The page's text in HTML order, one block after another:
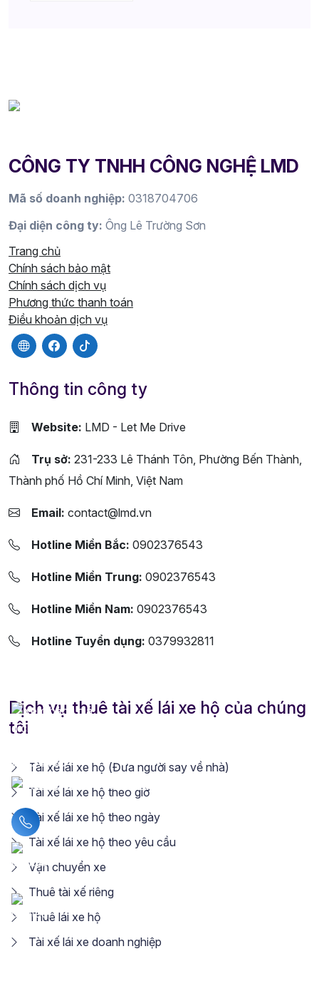
CÔNG TY TNHH CÔNG NGHỆ LMD
Mã số doanh nghiệp: 0318704706
Đại diện công ty: Ông Lê Trường Sơn
Trang chủ
Chính sách bảo mật
Chính sách dịch vụ
Phương thức thanh toán
Điều khoản dịch vụ
Thông tin công ty
Website: LMD - Let Me Drive
Trụ sở: 231-233 Lê Thánh Tôn, Phường Bến Thành,
Thành phố Hồ Chí Minh, Việt Nam
Email: contact@lmd.vn
Hotline Miền Bắc: 0902376543
Hotline Miền Trung: 0902376543
Hotline Miền Nam: 0902376543
Hotline Tuyển dụng: 0379932811
Dịch vụ thuê tài xế lái xe hộ của chúng
tôi
Tài xế lái xe hộ (Đưa người say về nhà)
Tài xế lái xe hộ theo giờ
Tài xế lái xe hộ theo ngày
Tài xế lái xe hộ theo yêu cầu
Vận chuyển xe
Thuê tài xế riêng
Thuê lái xe hộ
Tài xế lái xe doanh nghiệp
Liên hệ hotline